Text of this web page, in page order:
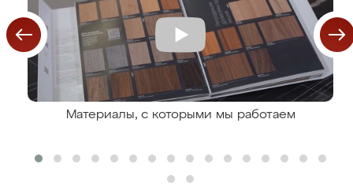
Материалы, с которыми мы работаем